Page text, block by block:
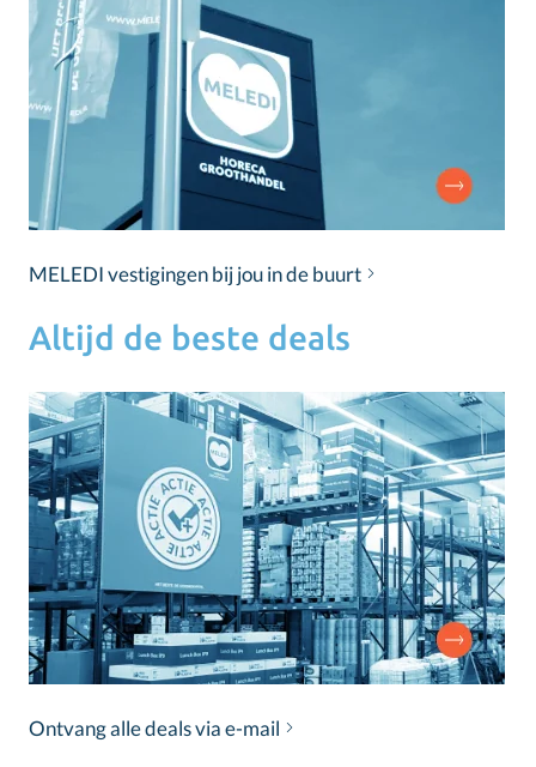
MELEDI vestigingen bij jou in de buurt
Altijd de beste deals
Ontvang alle deals via e-mail